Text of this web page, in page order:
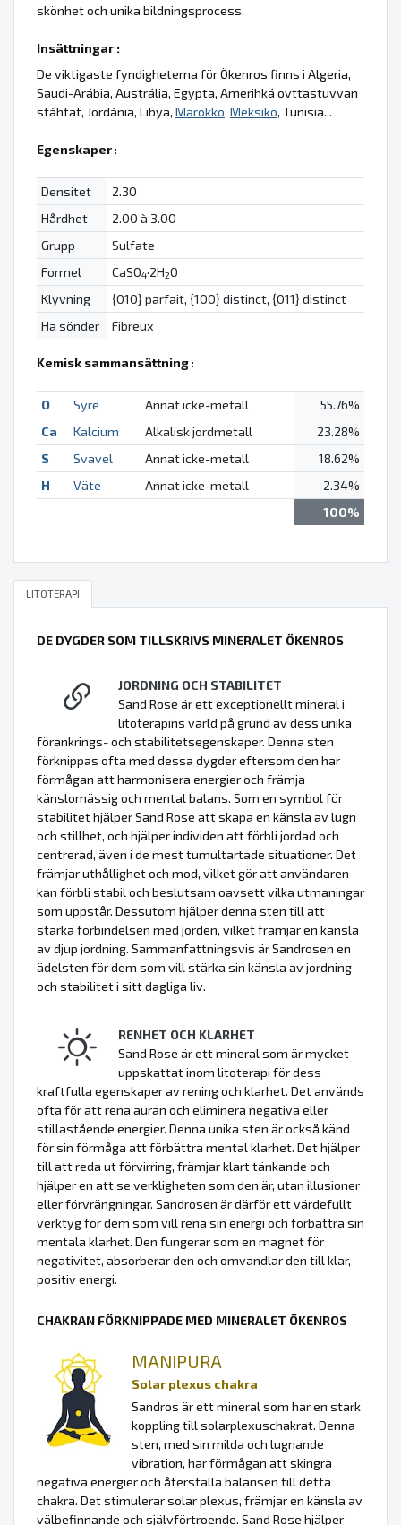
skönhet och unika bildningsprocess.
Insättningar :
De viktigaste fyndigheterna för Ökenros finns i Algeria,
Saudi-Arábia, Austrália, Egypta, Amerihká ovttastuvvan
stáhtat, Jordánia, Libya, Marokko, Meksiko, Tunisia...
Egenskaper:
Densitet
2.30
Hårdhet
2.00 à 3.00
Grupp
Sulfate
Formel
CaSO4·2H2O
Klyvning
{010} parfait, {100} distinct, {011} distinct
Ha sönder
Fibreux
Kemisk sammansättning:
O Syre Annat icke-metall
55.76%
Ca
Kalcium Alkalisk jordmetall
23.28%
S
Svavel Annat icke-metall
18.62%
H
Väte Annat icke-metall
2.34%
100%
LITOTERAPI
DE DYGDER SOM TILLSKRIVS MINERALET ÖKENROS
JORDNING OCH STABILITET
Sand Rose är ett exceptionellt mineral i
litoterapins värld på grund av dess unika
förankrings- och stabilitetsegenskaper. Denna sten
förknippas ofta med dessa dygder eftersom den har
förmågan att harmonisera energier och främja
känslomässig och mental balans. Som en symbol för
stabilitet hjälper Sand Rose att skapa en känsla av lugn
och stillhet, och hjälper individen att förbli jordad och
centrerad, även i de mest tumultartade situationer. Det
främjar uthållighet och mod, vilket gör att användaren
kan förbli stabil och beslutsam oavsett vilka utmaningar
som uppstår. Dessutom hjälper denna sten till att
stärka förbindelsen med jorden, vilket främjar en känsla
av djup jordning. Sammanfattningsvis är Sandrosen en
ädelsten för dem som vill stärka sin känsla av jordning
och stabilitet i sitt dagliga liv.
RENHET OCH KLARHET
Sand Rose är ett mineral som är mycket
uppskattat inom litoterapi för dess
kraftfulla egenskaper av rening och klarhet. Det används
ofta för att rena auran och eliminera negativa eller
stillastående energier. Denna unika sten är också känd
för sin förmåga att förbättra mental klarhet. Det hjälper
till att reda ut förvirring, främjar klart tänkande och
hjälper en att se verkligheten som den är, utan illusioner
eller förvrängningar. Sandrosen är därför ett värdefullt
verktyg för dem som vill rena sin energi och förbättra sin
mentala klarhet. Den fungerar som en magnet för
negativitet, absorberar den och omvandlar den till klar,
positiv energi.
CHAKRAN FÖRKNIPPADE MED MINERALET ÖKENROS
MANIPURA
Solar plexus chakra
Sandros är ett mineral som har en stark
koppling till solarplexuschakrat. Denna
sten, med sin milda och lugnande
vibration, har förmågan att skingra
negativa energier och återställa balansen till detta
chakra. Det stimulerar solar plexus, främjar en känsla av
välbefinnande och självförtroende. Sand Rose hjälper